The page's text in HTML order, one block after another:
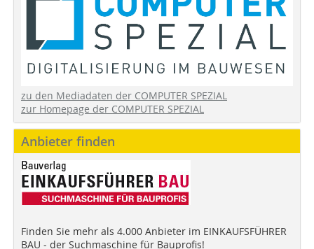
zu den Mediadaten der COMPUTER SPEZIAL
zur Homepage der COMPUTER SPEZIAL
Anbieter finden
Finden Sie mehr als 4.000 Anbieter im EINKAUFSFÜHRER
BAU - der Suchmaschine für Bauprofis!